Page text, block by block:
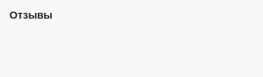
Отзывы